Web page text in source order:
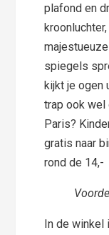
plafond en
spiegels
kijkt je ogen
trap ook
Paris?
gratis naar
rond de 14,-
In de winkel